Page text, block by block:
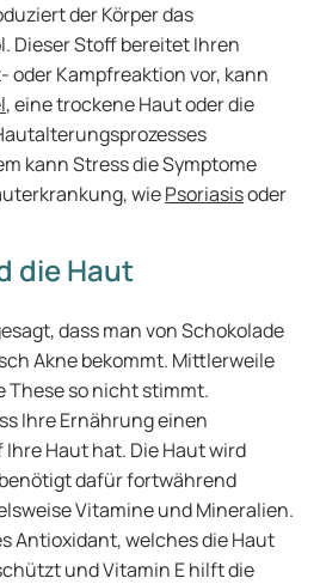
der Körper das
Dieser Stoff bereitet Ihren
oder Kampfreaktion vor, kann
, eine trockene Haut oder die
kann Stress die Symptome
wiePsoriasisoder
die Haut
dass man von Schokolade
Akne bekommt. Mittlerweile
These so nicht stimmt.
Ihre Ernährung einen
Haut hat. Die Haut wird
dafür fortwährend
Vitamine und Mineralien.
Antioxidant, welches die Haut
und Vitamin E hilft die